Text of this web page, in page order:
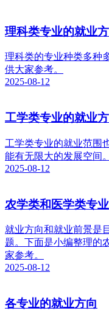
理科类专业的就业
理科类的专业种类多种
供大家参考。
2025-08-12
工学类专业的就业
工学类专业的就业范围
能有无限大的发展空间。
2025-08-12
农学类和医学类专
就业方向和就业前景是
题。下面是小编整理的
家参考。
2025-08-12
各专业的就业方向